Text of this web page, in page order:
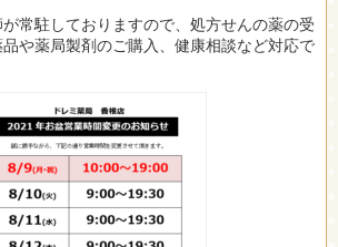
常駐しておりますので、処方せんの薬の受
や薬局製剤のご購入、健康相談など対応で